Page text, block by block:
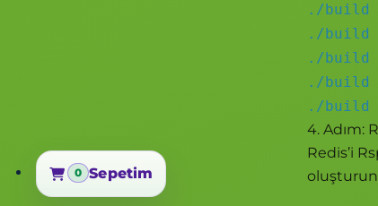
./build
./build
./build
./build
./build
4. Adım:
Redis’i
oluşturun
0 Sepetim
Sepetim